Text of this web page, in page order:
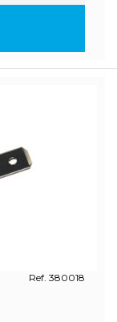
Ref. 380018